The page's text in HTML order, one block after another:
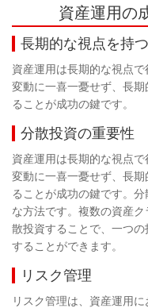
資産運用の
長期的な視点を持つ
資産運用は長期的な視点
変動に一喜一憂せず、長
ることが成功の鍵です。
分散投資の重要性
資産運用は長期的な視点
変動に一喜一憂せず、長
ることが成功の鍵です。 分
な方法です。複数の資産
散投資することで、一つ
することができます。
リスク管理
リスク管理は、資産運用